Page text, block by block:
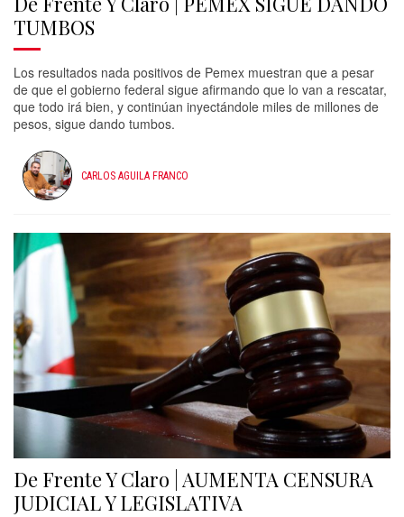
TUMBOS
Los resultados nada positivos de Pemex muestran que a pesar
de que el gobierno federal sigue afirmando que lo van a rescatar,
que todo irá bien, y continúan inyectándole miles de millones de
pesos, sigue dando tumbos.
CARLOS AGUILA FRANCO
De Frente Y Claro | AUMENTA CENSURA
JUDICIAL Y LEGISLATIVA